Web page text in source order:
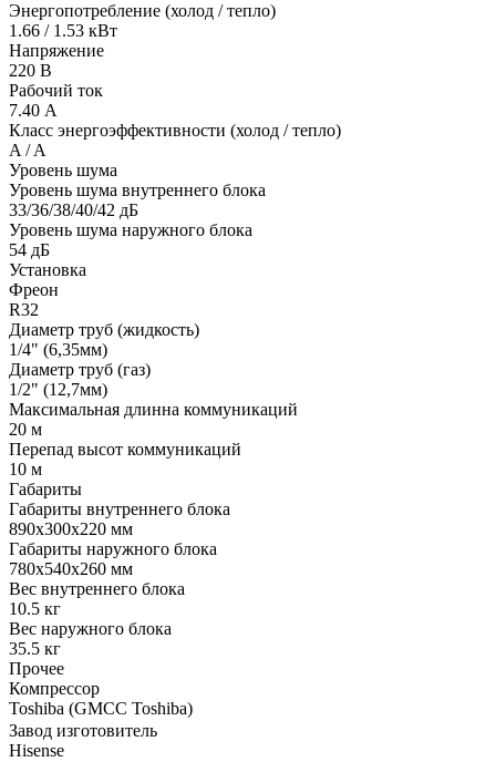
Энергопотребление (холод / тепло)
1.66 / 1.53 кВт
Напряжение
220 В
Рабочий ток
7.40 А
Класс энергоэффективности (холод / тепло)
A / A
Уровень шума
Уровень шума внутреннего блока
33/36/38/40/42 дБ
Уровень шума наружного блока
54 дБ
Установка
Фреон
R32
Диаметр труб (жидкость)
1/4" (6,35мм)
Диаметр труб (газ)
1/2" (12,7мм)
Максимальная длинна коммуникаций
20 м
Перепад высот коммуникаций
10 м
Габариты
Габариты внутреннего блока
890x300x220 мм
Габариты наружного блока
780x540x260 мм
Вес внутреннего блока
10.5 кг
Вес наружного блока
35.5 кг
Прочее
Компрессор
Toshiba (GMCC Toshiba)
Завод изготовитель
Hisense